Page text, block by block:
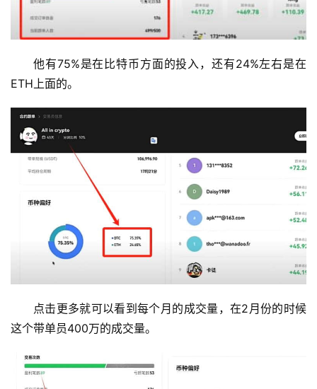
他有75%是在比特币方面的投入，还有24%左右是在
ETH上面的。
点击更多就可以看到每个月的成交量，在2月份的时候
这个带单员400万的成交量。